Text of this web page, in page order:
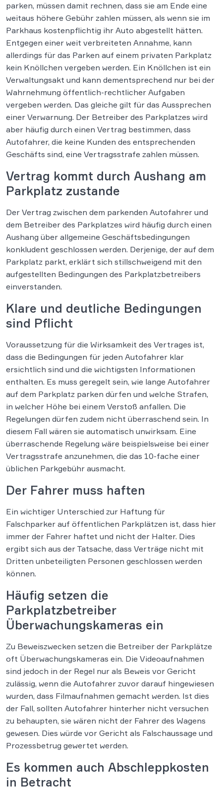
parken, müssen damit rechnen, dass sie am Ende eine
weitaus höhere Gebühr zahlen müssen, als wenn sie im
Parkhaus kostenpflichtig ihr Auto abgestellt hätten.
Entgegen einer weit verbreiteten Annahme, kann
allerdings für das Parken auf einem privaten Parkplatz
kein Knöllchen vergeben werden. Ein Knöllchen ist ein
Verwaltungsakt und kann dementsprechend nur bei der
Wahrnehmung öffentlich-rechtlicher Aufgaben
vergeben werden. Das gleiche gilt für das Aussprechen
einer Verwarnung. Der Betreiber des Parkplatzes wird
aber häufig durch einen Vertrag bestimmen, dass
Autofahrer, die keine Kunden des entsprechenden
Geschäfts sind, eine Vertragsstrafe zahlen müssen.
Vertrag kommt durch Aushang am
Parkplatz zustande
Der Vertrag zwischen dem parkenden Autofahrer und
dem Betreiber des Parkplatzes wird häufig durch einen
Aushang über allgemeine Geschäftsbedingungen
konkludent geschlossen werden. Derjenige, der auf dem
Parkplatz parkt, erklärt sich stillschweigend mit den
aufgestellten Bedingungen des Parkplatzbetreibers
einverstanden.
Klare und deutliche Bedingungen
sind Pflicht
Voraussetzung für die Wirksamkeit des Vertrages ist,
dass die Bedingungen für jeden Autofahrer klar
ersichtlich sind und die wichtigsten Informationen
enthalten. Es muss geregelt sein, wie lange Autofahrer
auf dem Parkplatz parken dürfen und welche Strafen,
in welcher Höhe bei einem Verstoß anfallen. Die
Regelungen dürfen zudem nicht überraschend sein. In
diesem Fall wären sie automatisch unwirksam. Eine
überraschende Regelung wäre beispielsweise bei einer
Vertragsstrafe anzunehmen, die das 10-fache einer
üblichen Parkgebühr ausmacht.
Der Fahrer muss haften
Ein wichtiger Unterschied zur Haftung für
Falschparker auf öffentlichen Parkplätzen ist, dass hier
immer der Fahrer haftet und nicht der Halter. Dies
ergibt sich aus der Tatsache, dass Verträge nicht mit
Dritten unbeteiligten Personen geschlossen werden
können.
Häufig setzen die
Parkplatzbetreiber
Überwachungskameras ein
Zu Beweiszwecken setzen die Betreiber der Parkplätze
oft Überwachungskameras ein. Die Videoaufnahmen
sind jedoch in der Regel nur als Beweis vor Gericht
zulässig, wenn die Autofahrer zuvor darauf hingewiesen
wurden, dass Filmaufnahmen gemacht werden. Ist dies
der Fall, sollten Autofahrer hinterher nicht versuchen
zu behaupten, sie wären nicht der Fahrer des Wagens
gewesen. Dies würde vor Gericht als Falschaussage und
Prozessbetrug gewertet werden.
Es kommen auch Abschleppkosten
in Betracht